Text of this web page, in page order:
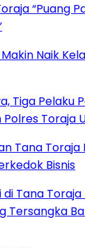
“Puang
Naik
Tiga Pelaku
Toraja
Tana Toraja
Bisnis
di Tana
Tersangka